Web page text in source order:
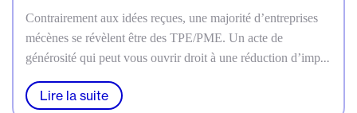
Contrairement aux idées reçues, une majorité d’entreprises
mécènes se révèlent être des TPE/PME. Un acte de
générosité qui peut vous ouvrir droit à une réduction d’impôt
Marseille accompagne votre entreprise à chaque étape de
Lire la suite